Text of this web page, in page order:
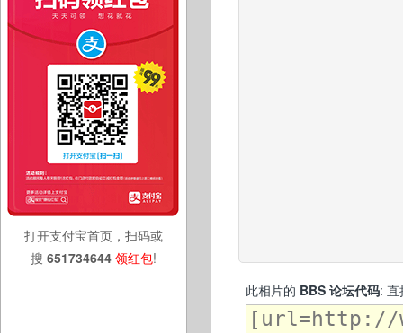
打开支付宝首页，扫码或
搜 651734644 领红包!
此相片的 BBS 论坛代码: 直